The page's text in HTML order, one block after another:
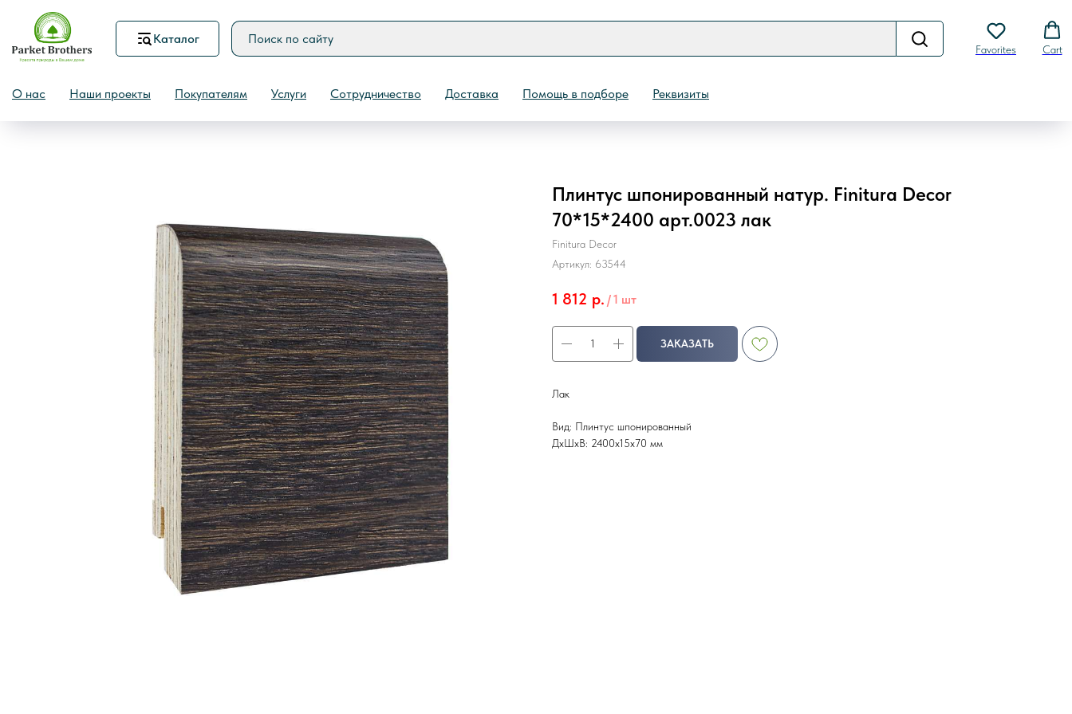
Каталог
Favorites Cart
О нас Наши проекты Покупателям Услуги Сотрудничество Доставка Помощь в подборе Реквизиты
НазадПлинтус шпонированный натур. Finitura Decor
70*15*2400 арт.0023 лак
Finitura Decor
Артикул: 63544
1 812 р. /1 шт
ЗАКАЗАТЬ
Лак
Вид: Плинтус шпонированный
ДxШxВ: 2400x15x70 мм